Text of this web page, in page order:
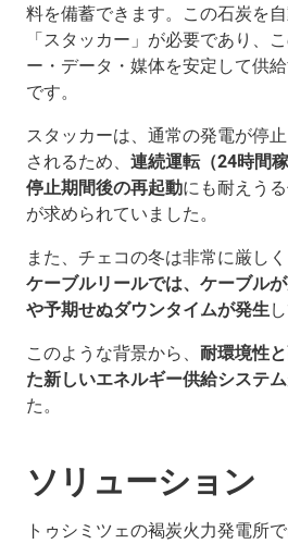
料を備蓄できます。この石炭を
「スタッカー」が必要であり、
ー・データ・媒体を安定して供
です。
スタッカーは、通常の発電が停
されるため、 連続運転（24時間
停止期間後の再起動にも耐えう
が求められていました。
また、チェコの冬は非常に厳し
ケーブルリールでは、ケーブル
や予期せぬダウンタイムが発生
このような背景から、 耐環境性
た新しいエネルギー供給システム
た。
ソリューション
トゥシミツェの褐炭火力発電所で